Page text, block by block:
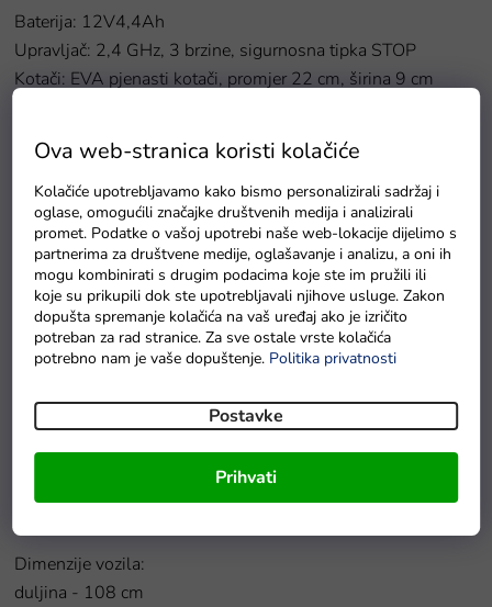
Ova web-stranica koristi kolačiće
Kolačiće upotrebljavamo kako bismo personalizirali sadržaj i
oglase, omogućili značajke društvenih medija i analizirali
promet. Podatke o vašoj upotrebi naše web-lokacije dijelimo s
partnerima za društvene medije, oglašavanje i analizu, a oni ih
mogu kombinirati s drugim podacima koje ste im pružili ili
koje su prikupili dok ste upotrebljavali njihove usluge. Zakon
dopušta spremanje kolačića na vaš uređaj ako je izričito
potreban za rad stranice. Za sve ostale vrste kolačića
potrebno nam je vaše dopuštenje. Politika privatnosti
Postavke
Prihvati
Baterija: 12V4,4Ah
Upravljač: 2,4 GHz, 3 brzine, sigurnosna tipka STOP
Kotači: EVA pjenasti kotači, promjer 22 cm, širina 9 cm
Svjetla: LED, prednja i stražnja svjetla
Oprema električnog autića Mercedes Benz GT:
Zvukovna ploča: MP3, unaprijed snimljene melodije, ulaz za
SD karticu, USB ulaz, AUX ulaz (mogućnost spajanja mp3
playera, pametnog telefona),gumbe s melodijama i truba na
volanu
Indikator punjenja: DA
Otvaranje vrata: DA
Sjedalo: 19 cm duboko, širina 34 cm, visina 26 cm, eko
Dimenzije vozila:
duljina - 108 cm